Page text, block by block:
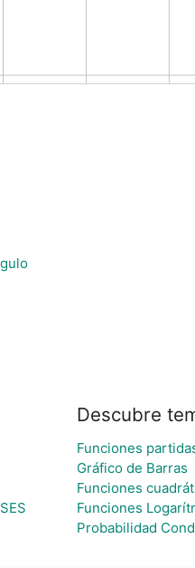
Descubre
Funciones
Gráfico de Barras
Funciones
Funciones
Probabilidad